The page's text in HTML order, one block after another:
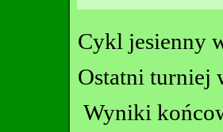
Cykl jesienny
Ostatni turniej
Wyniki